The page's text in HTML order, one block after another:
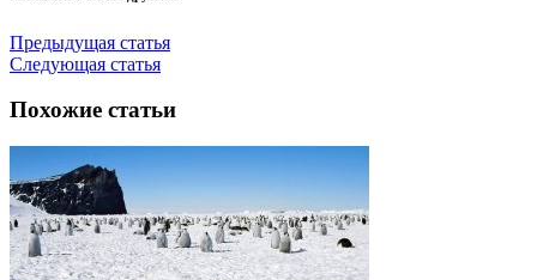
Предыдущая статья
Следующая статья
Похожие статьи